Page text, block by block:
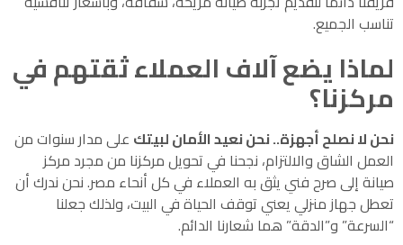
تناسب الجميع.
لماذا يضع آلاف العملاء ثقتهم في
مركزنا؟
نحن لا نصلح أجهزة.. نحن نعيد الأمان لبيتك على مدار سنوات من
العمل الشاق والالتزام، نجحنا في تحويل مركزنا من مجرد مركز
صيانة إلى صرح فني يثق به العملاء في كل أنحاء مصر. نحن ندرك أن
تعطل جهاز منزلي يعني توقف الحياة في البيت، ولذلك جعلنا
“السرعة” و”الدقة” هما شعارنا الدائم.